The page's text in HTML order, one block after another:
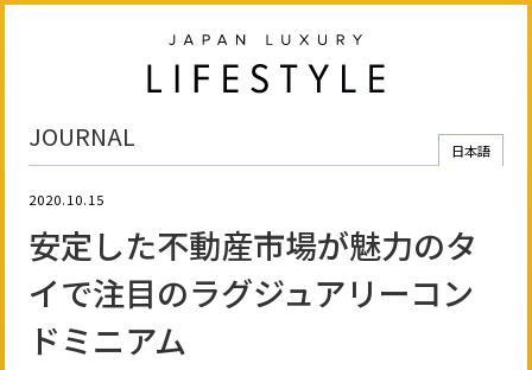
JOURNAL 日本語
2020.10.15
安定した不動産市場が魅力のタ
イで注目のラグジュアリーコン
ドミニアム